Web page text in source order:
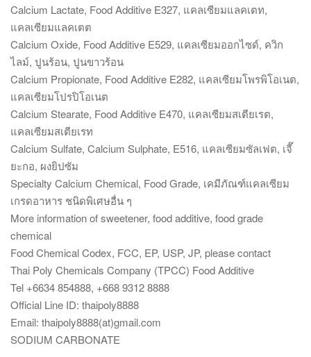
Calcium Lactate, Food Additive E327, แคลเซียมแลคเตท,
แคลเซียมแลคเตต
Calcium Oxide, Food Additive E529, แคลเซียมออกไซด์, ควิก
ไลม์, ปูนร้อน, ปูนขาวร้อน
Calcium Propionate, Food Additive E282, แคลเซียมโพรพิโอเนต,
แคลเซียมโปรปิโอเนต
Calcium Stearate, Food Additive E470, แคลเซียมสเตียเรต,
แคลเซียมสเตียเรท
Calcium Sulfate, Calcium Sulphate, E516, แคลเซียมซัลเฟต, เจี๊
ยะกอ, ผงยิปซัม
Specialty Calcium Chemical, Food Grade, เคมีภัณฑ์แคลเซียม
เกรดอาหาร ชนิดพิเศษอื่น ๆ
More information of sweetener, food additive, food grade
chemical
Food Chemical Codex, FCC, EP, USP, JP, please contact
Thai Poly Chemicals Company (TPCC) Food Additive
Tel +6634 854888, +668 9312 8888
Official Line ID: thaipoly8888
Email: thaipoly8888(at)gmail.com
SODIUM CARBONATE